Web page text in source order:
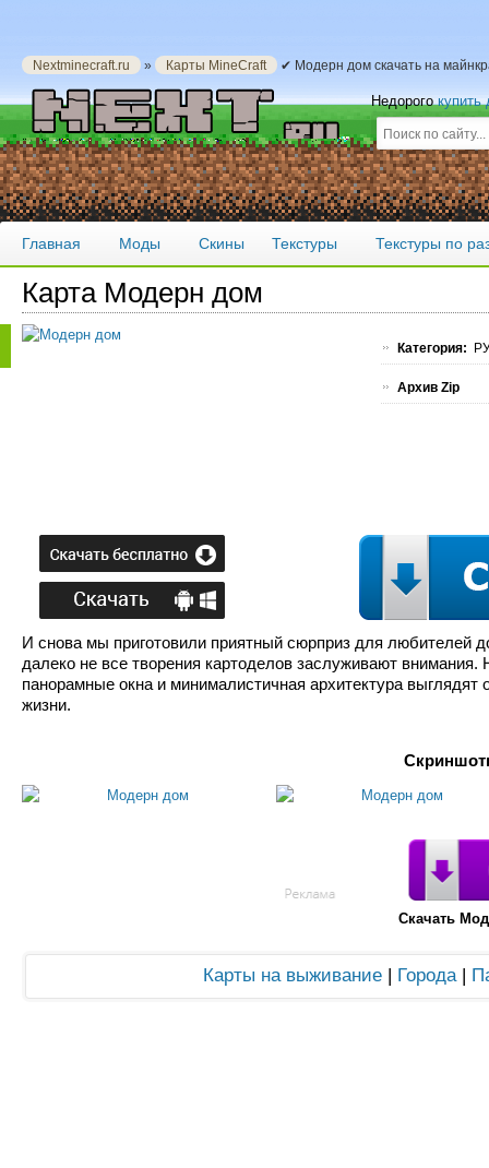
Nextminecraft.ru » Карты MineCraft ✔ Модерн дом скачать на
Недорогокупить
Главная Моды Скины Текстуры Текстуры по
Карта Модерн дом
Категория:
Архив Zip
И снова мы приготовили приятный сюрприз для любителей
далеко не все творения картоделов заслуживают
панорамные окна и минималистичная архитектура
жизни.
Скачать
Карты на выживание| Города|